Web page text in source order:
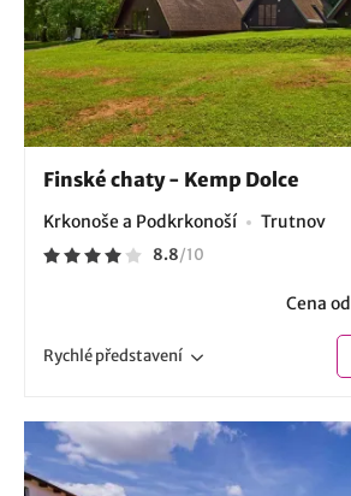
Finské chaty - Kemp Dolce
Krkonoše a Podkrkonoší Trutnov
8.8/10
Cena od
Rychlépředstavení